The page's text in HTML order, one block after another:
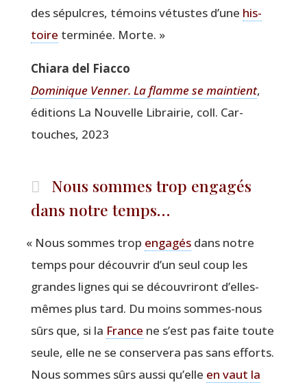
des sépulcres, témoins vétustes d’une his­
toire ter­mi­née. Morte. »
Chia­ra del Fiacco
Domi­nique Ven­ner. La flamme se main­tient,
édi­tions La Nou­velle Librai­rie, coll. Car­
touches, 2023
Nous sommes trop engagés
dans notre temps…
« Nous sommes trop enga­gés dans notre
temps pour décou­vrir d’un seul coup les
grandes lignes qui se décou­vri­ront d’elles-
mêmes plus tard. Du moins sommes-nous
sûrs que, si la France ne s’est pas faite toute
seule, elle ne se conser­ve­ra pas sans efforts.
Nous sommes sûrs aus­si qu’elle en vaut la